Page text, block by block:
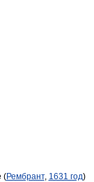
(Рембрант, 1631 год)